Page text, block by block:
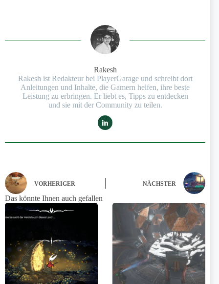
Rakesh
Rakesh ist Redakteur bei PlayerGarage und schreibt dort
Anleitungen und Inhalte, die Gamern helfen, ihre beste
Leistung zu erbringen. Er liebt es, Tipps zu entdecken
und sie mit der Community zu teilen.
VORHERIGER NÄCHSTER
Das könnte Ihnen auch gefallen